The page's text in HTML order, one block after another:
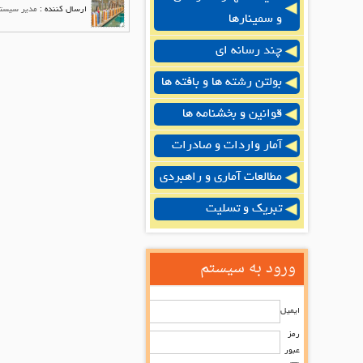
و سمینارها
چند رسانه ای
بولتن رشته ها و بافته ها
قوانین و بخشنامه ها
آمار واردات و صادرات
مطالعات آماری و راهبردی
تبریک و تسلیت
ورود به سیستم
ایمیل
رمز
عبور
ارسال کننده : مدیر